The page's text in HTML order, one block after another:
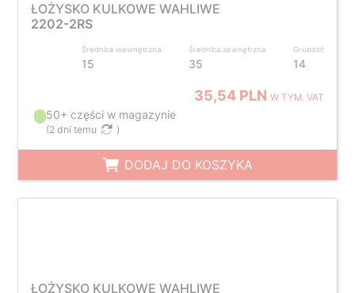
ŁOŻYSKO KULKOWE WAHLIWE
2202-2RS
Średnica wewnętrzna
15
Średnica zewnętrzna
35
Grubość
14
35,54 PLNW TYM. VAT
50+ części w magazynie
(2 dni temu )
DODAJ DO KOSZYKA
ŁOŻYSKO KULKOWE WAHLIWE